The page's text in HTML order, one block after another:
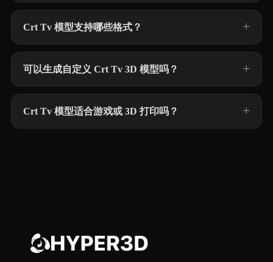
Crt Tv 模型支持哪些格式？
可以生成自定义 Crt Tv 3D 模型吗？
Crt Tv 模型适合游戏或 3D 打印吗？